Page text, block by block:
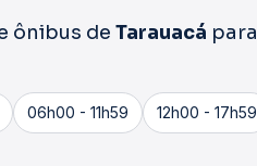
ônibus de Tarauacá para
06h00 - 11h59 12h00 - 17h59